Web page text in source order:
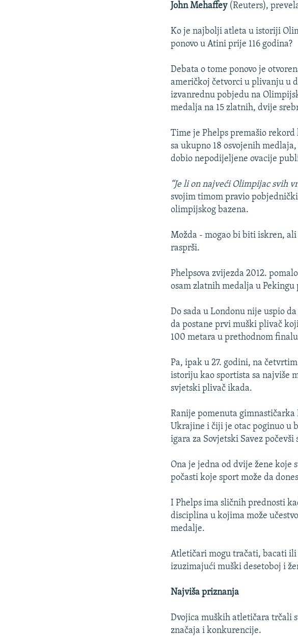
John Mehaffey(Reuters),
Ko je najbolji atleta u istoriji
ponovo u Atini prije 116 godina?
Debata o tome ponovo je
američkoj četvorci u plivanju u
izvanrednu pobjedu na
medalja na 15 zlatnih, dvije
Time je Phelps premašio
sa ukupno 18 osvojenih
dobio nepodijeljene ovacije
“Je li on najveći Olimpijac svih
svojim timom pravio
olimpijskog bazena.
Možda - mogao bi biti iskren,
rasprši.
Phelpsova zvijezda 2012.
osam zlatnih medalja u
Do sada u Londonu nije uspio
da postane prvi muški plivač
100 metara u prethodnom
Pa, ipak u 27. godini, na
istoriju kao sportista sa najviše
svjetski plivač ikada.
Ranije pomenuta
Ukrajine i čiji je otac poginuo u
igara za Sovjetski Savez počevši
Ona je jedna od dvije žene koje
počasti koje sport može da
I Phelps ima sličnih prednosti
disciplina u kojima može
medalje.
Atletičari mogu tračati, bacati
izuzimajući muški desetoboj i
Najviša priznanja
Dvojica muških atletičara trčali
značaja i konkurencije.